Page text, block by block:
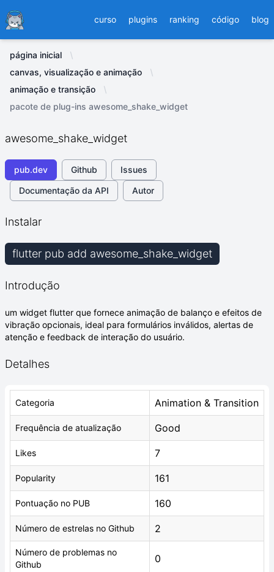
Ducafecat curso plugins ranking código blog
página inicial
canvas, visualização e animação
animação e transição
pacote de plug-ins awesome_shake_widget
awesome_shake_widget
pub.dev Github
Issues
Documentação da API
Autor
Instalar
flutter pub add awesome_shake_widget
Introdução
um widget flutter que fornece animação de balanço e efeitos de
vibração opcionais, ideal para formulários inválidos, alertas de
atenção e feedback de interação do usuário.
Detalhes
Categoria Animation & Transition
Frequência de atualização Good
Likes 7
Popularity 161
Pontuação no PUB 160
Número de estrelas no Github 2
Número de problemas no
Github
0